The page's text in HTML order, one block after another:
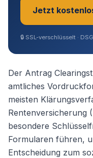
Jetzt
Sie sind? *
Selbstständig
🔒 SSL-verschlüsselt ·
Der Antrag
amtliches
meisten
Rentenversicherung
besondere
Formularen führen,
Entscheidung zum